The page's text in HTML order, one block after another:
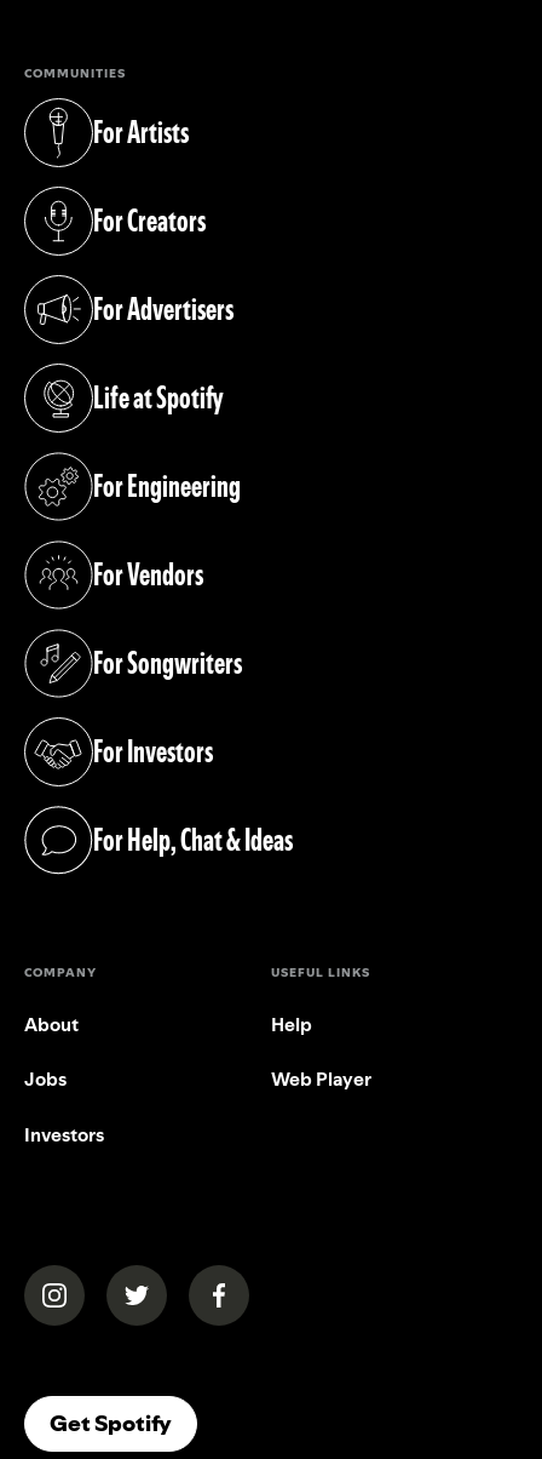
COMMUNITIES
For Artists
(opens in a new tab)
For Creators
(opens in a new tab)
For Advertisers
(opens in a new tab)
Life at Spotify
(opens in a new tab)
For Engineering
(opens in a new tab)
For Vendors
(opens in a new tab)
For Songwriters
(opens in a new tab)
For Investors
(opens in a new tab)
For Help, Chat & Ideas
(opens in a new tab)
COMPANY
About
Jobs
Investors
USEFUL LINKS
Help
Web Player
(opens in a new tab)(opens in a new tab)(opens in a new tab)
Get Spotify(opens In A New Tab)